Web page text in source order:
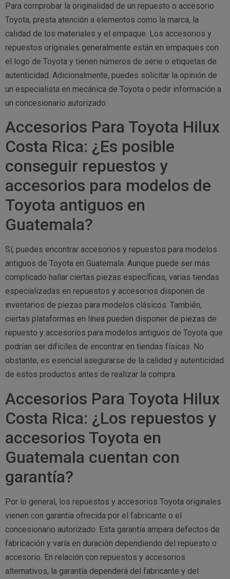
Para comprobar la originalidad de un repuesto o accesorio
Toyota, presta atención a elementos como la marca, la
calidad de los materiales y el empaque. Los accesorios y
repuestos originales generalmente están en empaques con
el logo de Toyota y tienen números de serie o etiquetas de
autenticidad. Adicionalmente, puedes solicitar la opinión de
un especialista en mecánica de Toyota o pedir información a
un concesionario autorizado.
Accesorios Para Toyota Hilux
Costa Rica: ¿Es posible
conseguir repuestos y
accesorios para modelos de
Toyota antiguos en
Guatemala?
Sí, puedes encontrar accesorios y repuestos para modelos
antiguos de Toyota en Guatemala. Aunque puede ser más
complicado hallar ciertas piezas específicas, varias tiendas
especializadas en repuestos y accesorios disponen de
inventarios de piezas para modelos clásicos. También,
ciertas plataformas en línea pueden disponer de piezas de
repuesto y accesorios para modelos antiguos de Toyota que
podrían ser difíciles de encontrar en tiendas físicas. No
obstante, es esencial asegurarse de la calidad y autenticidad
de estos productos antes de realizar la compra.
Accesorios Para Toyota Hilux
Costa Rica: ¿Los repuestos y
accesorios Toyota en
Guatemala cuentan con
garantía?
Por lo general, los repuestos y accesorios Toyota originales
vienen con garantía ofrecida por el fabricante o el
concesionario autorizado. Esta garantía ampara defectos de
fabricación y varía en duración dependiendo del repuesto o
accesorio. En relación con repuestos y accesorios
alternativos, la garantía dependerá del fabricante y del